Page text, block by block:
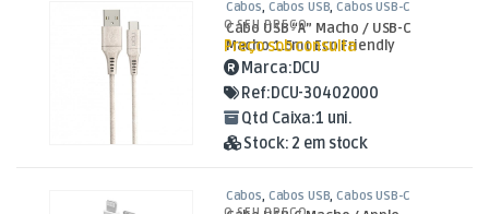
Cabos, Cabos USB,Cabos USB-C
Cabo USB “A” Macho / USB-C
Macho 1.5mt Eco Friendly
O SEU PREÇO
Preço sob consulta
Marca:DCU
Ref:DCU-30402000
Qtd Caixa:1 uni.
Stock: 2 em stock
Cabos Cabos USB ,Cabos USB-C